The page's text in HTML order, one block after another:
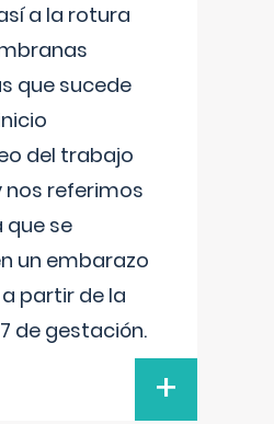
a la rotura
que sucede
del trabajo
nos referimos
que se
un embarazo
partir de la
de gestación.
+